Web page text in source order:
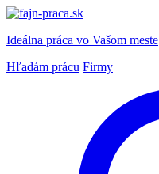
Ideálna práca vo Vašom meste
Hľadám prácu Firmy